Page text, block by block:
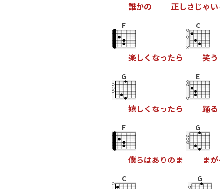
誰かの 正しさじゃい
F
楽しく なったら
C
笑う
G
嬉しく なったら
E
踊る
F
僕らはあ りのま
G
まが
C G